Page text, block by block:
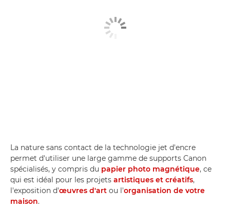
La nature sans contact de la technologie jet d'encre
permet d'utiliser une large gamme de supports Canon
spécialisés, y compris du papier photo magnétique, ce
qui est idéal pour les projets artistiques et créatifs,
l'exposition d'œuvres d'art ou l'organisation de votre
maison.